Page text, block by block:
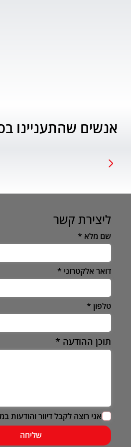
אנשים שהתעניינו
ליצירת קשר
שם מלא
דואר אלקטרוני
טלפון
תוכן ההודעה
אני רוצה לקבל דיוור והודעות
שליחה